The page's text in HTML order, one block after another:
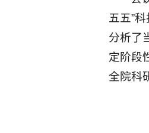
五五”
分析了
定阶段
全院科